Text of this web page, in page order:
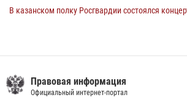
В казанском полку Росгвардии состоялся
секретами своего семейного счастья
08 июля 2026, 07:48 4
Правовая информация
Официальный интернет-портал